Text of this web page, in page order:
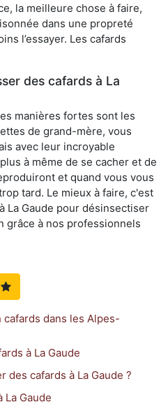
la meilleure chose à faire,
dans une propreté
l’essayer. Les cafards
des cafards à La
manières fortes sont les
de grand-mère, vous
avec leur incroyable
à même de se cacher et de
et quand vous vous
tard. Le mieux à faire, c'est
La Gaude pour désinsectiser
grâce à nos professionnels
dans les Alpes-
à La Gaude
des cafards à La Gaude ?
La Gaude